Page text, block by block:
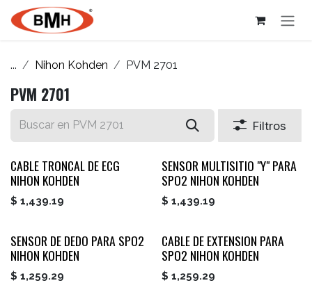
Ir al contenido
... Nihon Kohden PVM 2701
PVM 2701
Filtros
CABLE TRONCAL DE ECG
NIHON KOHDEN
$ 1,439.19
SENSOR MULTISITIO "Y" PARA
SPO2 NIHON KOHDEN
$ 1,439.19
SENSOR DE DEDO PARA SPO2
NIHON KOHDEN
$ 1,259.29
CABLE DE EXTENSION PARA
SPO2 NIHON KOHDEN
$ 1,259.29